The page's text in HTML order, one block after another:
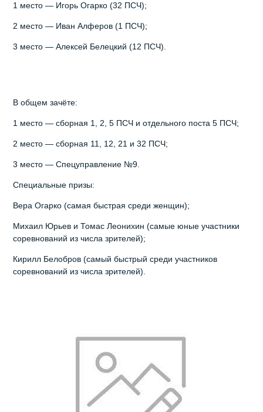
1 место — Игорь Огарко (32 ПСЧ);
2 место — Иван Алферов (1 ПСЧ);
3 место — Алексей Белецкий (12 ПСЧ).
В общем зачёте:
1 место — сборная 1, 2, 5 ПСЧ и отдельного поста 5 ПСЧ;
2 место — сборная 11, 12, 21 и 32 ПСЧ;
3 место — Спецуправление №9.
Специальные призы:
Вера Огарко (самая быстрая среди женщин);
Михаил Юрьев и Томас Леонихин (самые юные участники
соревнований из числа зрителей);
Кирилл Белобров (самый быстрый среди участников
соревнований из числа зрителей).